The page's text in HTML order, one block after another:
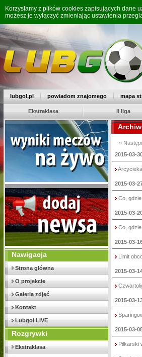
Korzystamy z plików cookies zapisujących dane
możesz je wyłączyć zmieniając ustawienia
lubgol.pl powiadom znajomego mapa
Ekstraklasa II liga
Nawigacja
Strona główna
O projekcie
Galeria zdjęć
Kontakt
Lubgol LIVE
Rozgrywki
Ekstraklasa
»
2015-03-
2015-03-
Co,
2015-03-
Co,
2015-03-
Limit
2015-03-
2015-03-
2015-03-
Piłkarski